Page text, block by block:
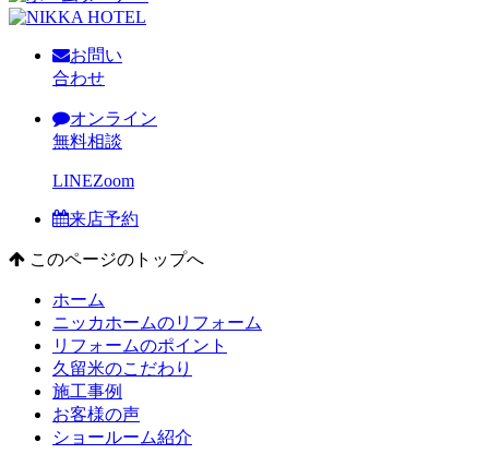
お問い
合わせ
オンライン
無料相談
LINEZoom
来店予約
このページのトップへ
ホーム
ニッカホームのリフォーム
リフォームのポイント
久留米のこだわり
施工事例
お客様の声
ショールーム紹介